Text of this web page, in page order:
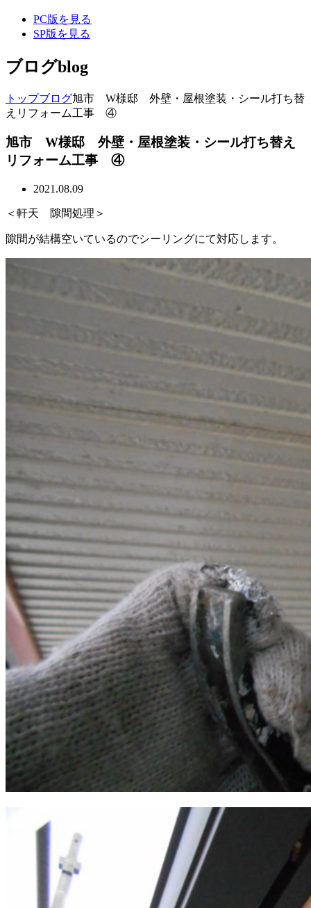
PC版を見る
SP版を見る
ブログblog
トップブログ旭市 W様邸 外壁・屋根塗装・シール打ち替
えリフォーム工事 ④
旭市 W様邸 外壁・屋根塗装・シール打ち替え
リフォーム工事 ④
2021.08.09
＜軒天 隙間処理＞
隙間が結構空いているのでシーリングにて対応します。